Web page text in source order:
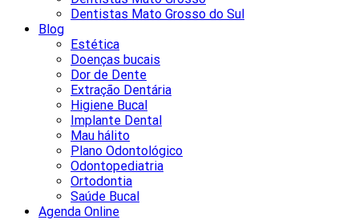
Dentistas Mato Grosso do Sul
Blog
Estética
Doenças bucais
Dor de Dente
Extração Dentária
Higiene Bucal
Implante Dental
Mau hálito
Plano Odontológico
Odontopediatria
Ortodontia
Saúde Bucal
Agenda Online